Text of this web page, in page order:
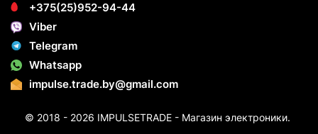
+375(25)952-94-44
Viber
Telegram
Whatsapp
impulse.trade.by@gmail.com
© 2018 - 2026 IMPULSETRADE - Магазин электроники.